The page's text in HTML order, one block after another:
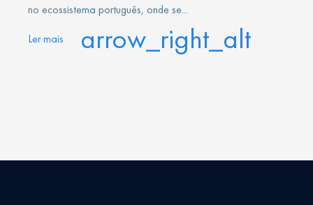
no ecossistema português, onde se...
Ler mais arrow_right_alt